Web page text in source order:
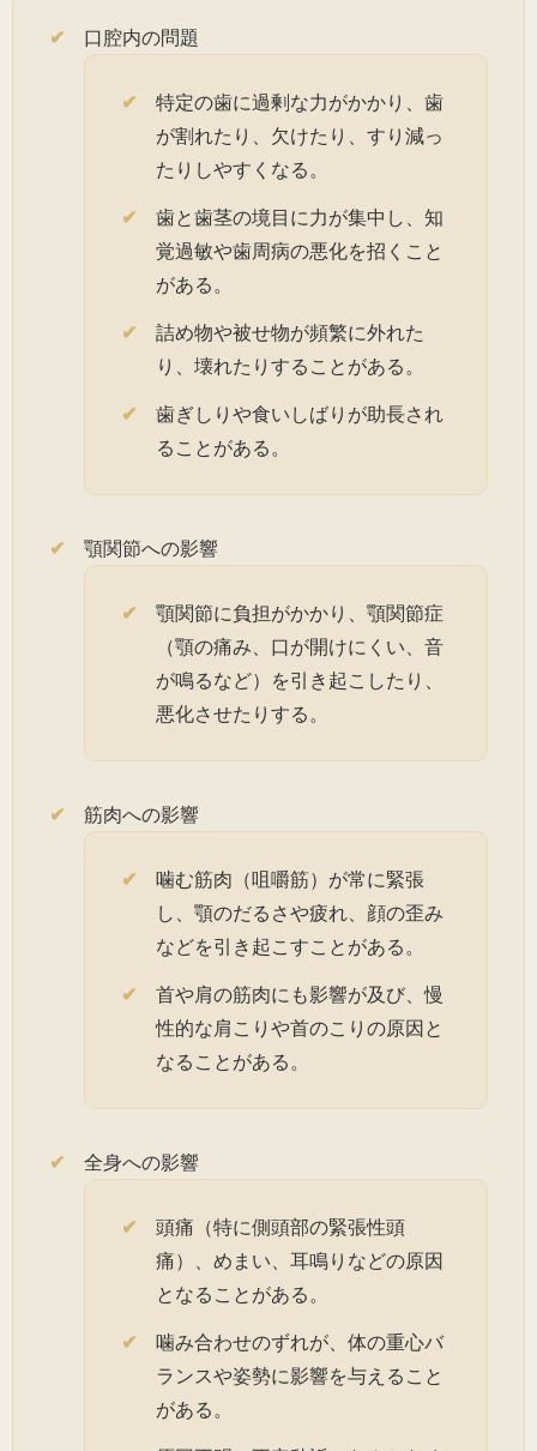
口腔内の問題
特定の歯に過剰な力がかかり、歯
が割れたり、欠けたり、すり減っ
たりしやすくなる。
歯と歯茎の境目に力が集中し、知
覚過敏や歯周病の悪化を招くこと
がある。
詰め物や被せ物が頻繁に外れた
り、壊れたりすることがある。
歯ぎしりや食いしばりが助長され
ることがある。
顎関節への影響
顎関節に負担がかかり、顎関節症
（顎の痛み、口が開けにくい、音
が鳴るなど）を引き起こしたり、
悪化させたりする。
筋肉への影響
噛む筋肉（咀嚼筋）が常に緊張
し、顎のだるさや疲れ、顔の歪み
などを引き起こすことがある。
首や肩の筋肉にも影響が及び、慢
性的な肩こりや首のこりの原因と
なることがある。
全身への影響
頭痛（特に側頭部の緊張性頭
痛）、めまい、耳鳴りなどの原因
となることがある。
噛み合わせのずれが、体の重心バ
ランスや姿勢に影響を与えること
がある。